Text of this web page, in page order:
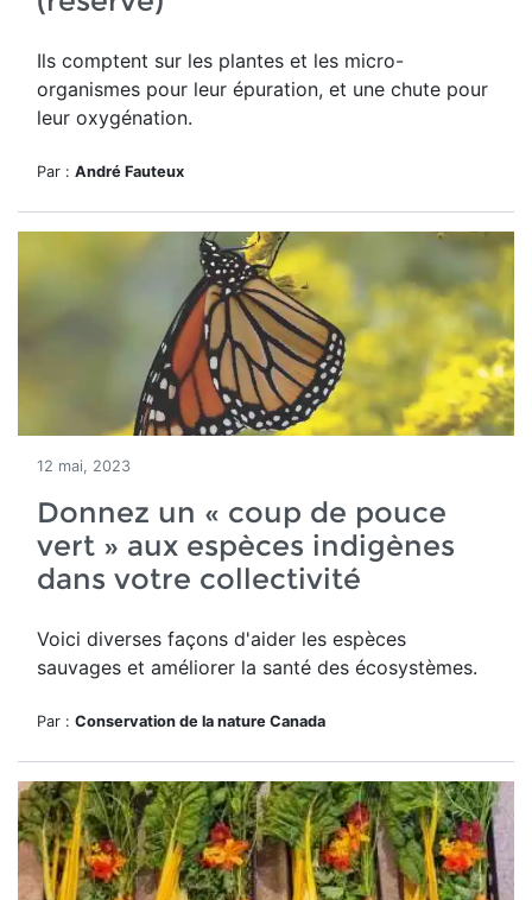
Ils comptent sur les plantes et les micro-
organismes pour leur épuration, et une chute pour
leur oxygénation.
Par : André Fauteux
12 mai, 2023
Donnez un « coup de pouce
vert » aux espèces indigènes
dans votre collectivité
Voici diverses façons d'aider les espèces
sauvages et améliorer la santé des écosystèmes.
Par : Conservation de la nature Canada